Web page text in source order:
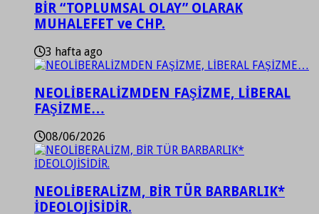
BİR “TOPLUMSAL OLAY” OLARAK
MUHALEFET ve CHP.
3 hafta ago
NEOLİBERALİZMDEN FAŞİZME, LİBERAL
FAŞİZME…
08/06/2026
NEOLİBERALİZM, BİR TÜR BARBARLIK*
İDEOLOJİSİDİR.